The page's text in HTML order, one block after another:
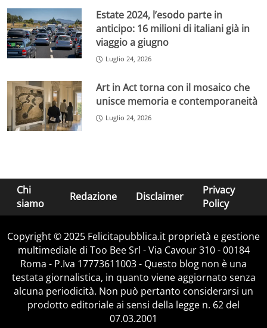
Estate 2024, l’esodo parte in
anticipo: 16 milioni di italiani già in
viaggio a giugno
Luglio 24, 2026
Art in Act torna con il mosaico che
unisce memoria e contemporaneità
Luglio 24, 2026
Chi
siamo
Redazione Disclaimer
Privacy
Policy
Copyright © 2025 Felicitapubblica.it proprietà e gestione
multimediale di Too Bee Srl - Via Cavour 310 - 00184
Roma - P.Iva 17773611003 - Questo blog non è una
testata giornalistica, in quanto viene aggiornato senza
alcuna periodicità. Non può pertanto considerarsi un
prodotto editoriale ai sensi della legge n. 62 del
07.03.2001